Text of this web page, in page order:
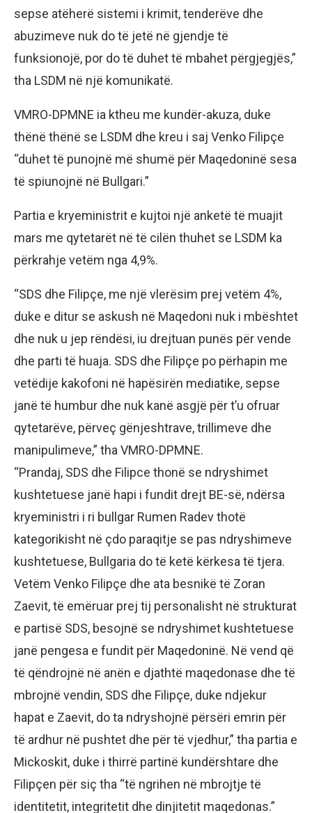
sepse atëherë sistemi i krimit, tenderëve dhe
abuzimeve nuk do të jetë në gjendje të
funksionojë, por do të duhet të mbahet përgjegjës,”
tha LSDM në një komunikatë.
VMRO-DPMNE ia ktheu me kundër-akuza, duke
thënë thënë se LSDM dhe kreu i saj Venko Filipçe
“duhet të punojnë më shumë për Maqedoninë sesa
të spiunojnë në Bullgari.”
Partia e kryeministrit e kujtoi një anketë të muajit
mars me qytetarët në të cilën thuhet se LSDM ka
përkrahje vetëm nga 4,9%.
“SDS dhe Filipçe, me një vlerësim prej vetëm 4%,
duke e ditur se askush në Maqedoni nuk i mbështet
dhe nuk u jep rëndësi, iu drejtuan punës për vende
dhe parti të huaja. SDS dhe Filipçe po përhapin me
vetëdije kakofoni në hapësirën mediatike, sepse
janë të humbur dhe nuk kanë asgjë për t’u ofruar
qytetarëve, përveç gënjeshtrave, trillimeve dhe
manipulimeve,” tha VMRO-DPMNE.
“Prandaj, SDS dhe Filipce thonë se ndryshimet
kushtetuese janë hapi i fundit drejt BE-së, ndërsa
kryeministri i ri bullgar Rumen Radev thotë
kategorikisht në çdo paraqitje se pas ndryshimeve
kushtetuese, Bullgaria do të ketë kërkesa të tjera.
Vetëm Venko Filipçe dhe ata besnikë të Zoran
Zaevit, të emëruar prej tij personalisht në strukturat
e partisë SDS, besojnë se ndryshimet kushtetuese
janë pengesa e fundit për Maqedoninë. Në vend që
të qëndrojnë në anën e djathtë maqedonase dhe të
mbrojnë vendin, SDS dhe Filipçe, duke ndjekur
hapat e Zaevit, do ta ndryshojnë përsëri emrin për
të ardhur në pushtet dhe për të vjedhur,” tha partia e
Mickoskit, duke i thirrë partinë kundërshtare dhe
Filipçen për siç tha “të ngrihen në mbrojtje të
identitetit, integritetit dhe dinjitetit maqedonas.”